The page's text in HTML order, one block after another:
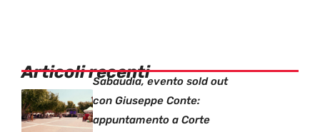
Articoli recentiSabaudia, evento sold out
con Giuseppe Conte:
appuntamento a Corte